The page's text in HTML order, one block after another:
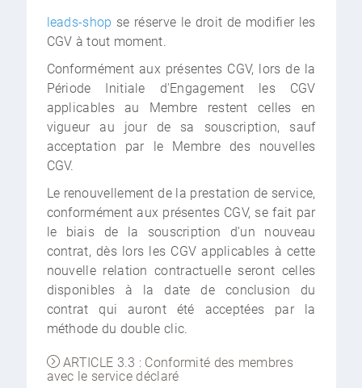
leads-shop se réserve le droit de modifier les
CGV à tout moment.
Conformément aux présentes CGV, lors de la
Période Initiale d'Engagement les CGV
applicables au Membre restent celles en
vigueur au jour de sa souscription, sauf
acceptation par le Membre des nouvelles
CGV.
Le renouvellement de la prestation de service,
conformément aux présentes CGV, se fait par
le biais de la souscription d'un nouveau
contrat, dès lors les CGV applicables à cette
nouvelle relation contractuelle seront celles
disponibles à la date de conclusion du
contrat qui auront été acceptées par la
méthode du double clic.
ARTICLE 3.3 : Conformité des membres
avec le service déclaré